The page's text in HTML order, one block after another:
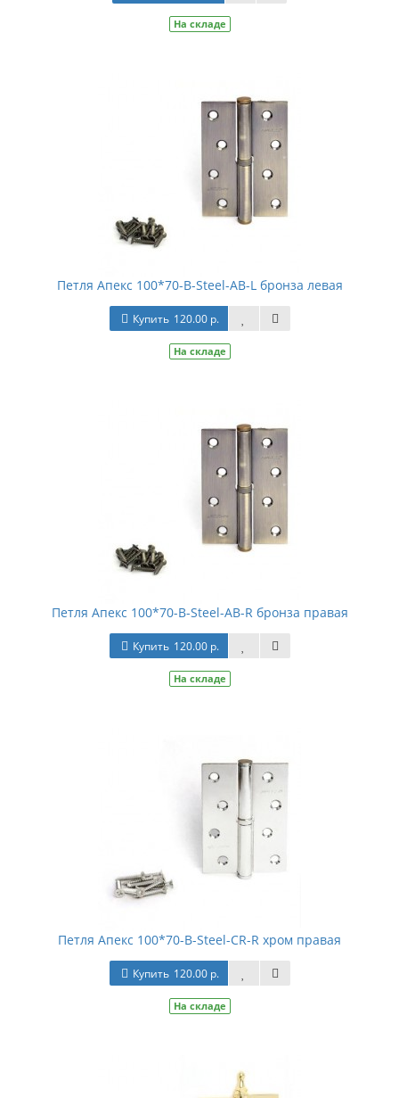
На складе
Петля Апекс 100*70-В-Steel-AB-L бронза левая
Купить 120.00 р.
На складе
Петля Апекс 100*70-В-Steel-AB-R бронза правая
Купить 120.00 р.
На складе
Петля Апекс 100*70-В-Steel-CR-R хром правая
Купить 120.00 р.
На складе